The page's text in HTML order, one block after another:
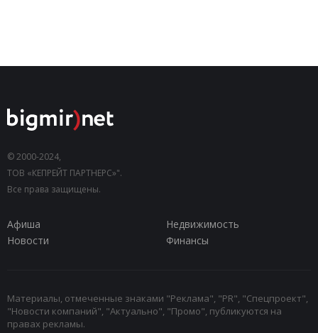
© 2000-2024,
ТОВ «КЕПРЕЙТ ПАРТНЕРС»".
Все права защищены.
Афиша
Недвижимость
Новости
Финансы
Материалы, отмеченные знаками "Реклама", "PR", "Спецпроект",
"Новости компаний", "Актуально", "Промо", публикуются на
правах рекламы.